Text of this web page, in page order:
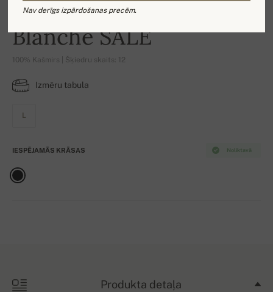
-19%
Blanche SALE
100% Kašmirs | Šķiedru skaits: 12
Izmēru tabula
L
Noliktavā
IESPĒJAMĀS KRĀSAS
Produkta detaļa
Nav derīgs izpārdošanas precēm.